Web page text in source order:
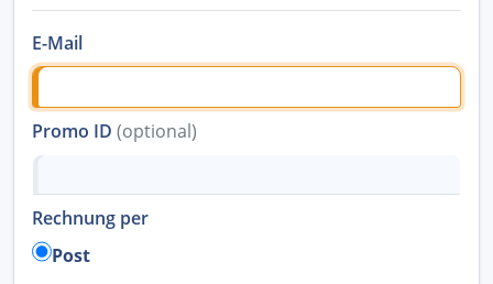
E-Mail
Promo ID (optional)
Rechnung per
Post